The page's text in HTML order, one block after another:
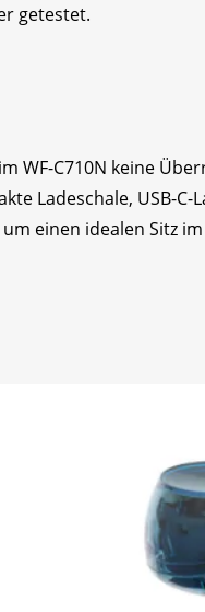
getestet.
WF-C710N keine
Ladeschale, USB-
einen idealen Sitz